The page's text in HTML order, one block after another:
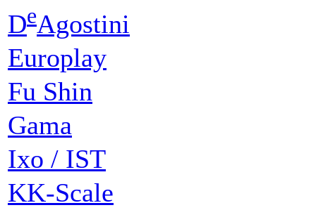
DeAgostini
Europlay
Fu Shin
Gama
Ixo / IST
KK-Scale